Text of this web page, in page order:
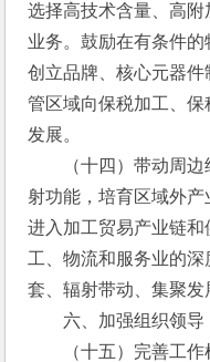
选择高技术含量、高
业务。鼓励在有条件的
创立品牌、核心元器
管区域向保税加工、
发展。
（十四）带动周边
射功能，培育区域外
进入加工贸易产业链
工、物流和服务业的
套、辐射带动、集聚发
六、加强组织领导
（十五）完善工作